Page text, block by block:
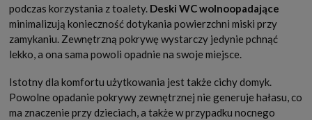
podczas korzystania z toalety. Deski WC wolnoopadające
minimalizują konieczność dotykania powierzchni miski przy
zamykaniu. Zewnętrzną pokrywę wystarczy jedynie pchnąć
lekko, a ona sama powoli opadnie na swoje miejsce.
Istotny dla komfortu użytkowania jest także cichy domyk.
Powolne opadanie pokrywy zewnętrznej nie generuje hałasu, co
ma znaczenie przy dzieciach, a także w przypadku nocnego